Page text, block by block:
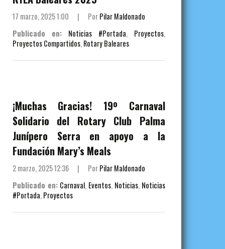
17 marzo, 2025 1:00 | PorPilar Maldonado
Publicado en:
Noticias #Portada, Proyectos,
Proyectos Compartidos, Rotary Baleares
¡Muchas Gracias! 19º Carnaval
Solidario del Rotary Club Palma
Junípero Serra en apoyo a la
Fundación Mary’s Meals
2 marzo, 2025 12:36 | PorPilar Maldonado
Publicado en: Carnaval, Eventos, Noticias, Noticias
#Portada, Proyectos